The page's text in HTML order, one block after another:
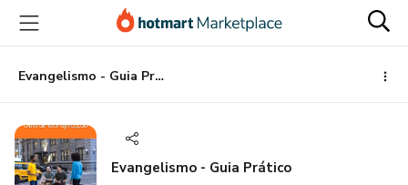
para
conteúdo
principal
para
pagamento
para
rodapé
Evangelismo - Guia Prático
Evangelismo - Guia Prático